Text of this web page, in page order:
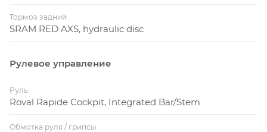
Тормоз задний
SRAM RED AXS, hydraulic disc
Рулевое управление
Руль
Roval Rapide Cockpit, Integrated Bar/Stem
Обмотка руля / грипсы